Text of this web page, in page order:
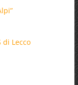
di Lecco